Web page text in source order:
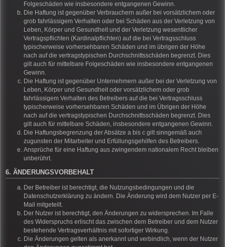
Folgeschäden wie insbesondere entgangenen Gewinn.
Die Haftung ist gegenüber Verbrauchern außer bei vorsätzlichem oder
grob fahrlässigem Verhalten oder bei Schäden aus der Verletzung von
Leben, Körper und Gesundheit und der Verletzung wesentlicher
Vertragspflichten (Kardinalpflichten) auf die bei Vertragsschluss
typischerweise vorhersehbaren Schäden und im übrigen der Höhe
nach auf die vertragstypischen Durchschnittsschäden begrenzt. Dies
gilt auch für mittelbare Folgeschäden wie insbesondere entgangenen
Gewinn.
Die Haftung ist gegenüber Unternehmern außer bei der Verletzung von
Leben, Körper und Gesundheit oder vorsätzlichem oder grob
fahrlässigem Verhalten des Betreibers auf die bei Vertragsschluss
typischerweise vorhersehbaren Schäden und im Übrigen der Höhe
nach auf die vertragstypischen Durchschnittsschäden begrenzt. Dies
gilt auch für mittelbare Schäden, insbesondere entgangenen Gewinn.
Die Haftungsbegrenzung der Absätze a bis c gilt sinngemäß auch
zugunsten der Mitarbeiter und Erfüllungsgehilfen des Betreibers.
Ansprüche für eine Haftung aus zwingendem nationalem Recht bleiben
unberührt.
6. ÄNDERUNGSVORBEHALT
Der Betreiber ist berechtigt, die Nutzungsbedingungen und die
Datenschutzerklärung zu ändern. Die Änderung wird dem Nutzer per E-
Mail mitgeteilt.
Der Nutzer ist berechtigt, den Änderungen zu widersprechen. Im Falle
des Widerspruchs erlischt das zwischen dem Betreiber und dem Nutzer
bestehende Vertragsverhältnis mit sofortiger Wirkung.
Die Änderungen gelten als anerkannt und verbindlich, wenn der Nutzer